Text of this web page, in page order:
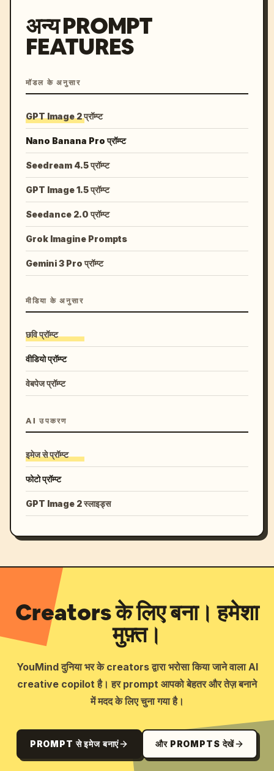
अन्य PROMPT
FEATURES
मॉडल के अनुसार
GPT Image 2 प्रॉम्प्ट
Nano Banana Pro प्रॉम्प्ट
Seedream 4.5 प्रॉम्प्ट
GPT Image 1.5 प्रॉम्प्ट
Seedance 2.0 प्रॉम्प्ट
Grok Imagine Prompts
Gemini 3 Pro प्रॉम्प्ट
मीडिया के अनुसार
छवि प्रॉम्प्ट
वीडियो प्रॉम्प्ट
वेबपेज प्रॉम्प्ट
AI उपकरण
इमेज से प्रॉम्प्ट
फोटो प्रॉम्प्ट
GPT Image 2 स्लाइड्स
Creators के लिए बना। हमेशा
मुफ़्त।
YouMind दुनिया भर के creators द्वारा भरोसा किया जाने वाला AI
creative copilot है। हर prompt आपको बेहतर और तेज़ बनाने
में मदद के लिए चुना गया है।
PROMPT से इमेज बनाएं और PROMPTS देखें